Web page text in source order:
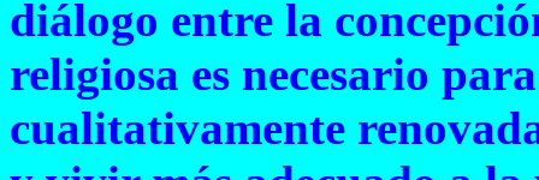
diálogo entre la
religiosa es necesario
cualitativamente